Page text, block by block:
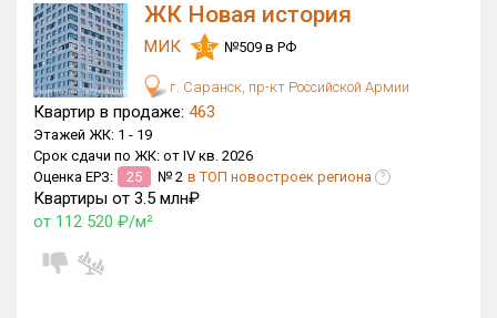
Цена
от
Общая площадь, м²
от
Срок сдачи
от
×ДАП
ЖК Новая история
МИК 3.5 №509 в РФ
г. Саранск, пр-кт Российской Армии
Квартир в продаже: 463
Этажей ЖК: 1 - 19
Срок сдачи по ЖК: от IV кв. 2026
Оценка ЕРЗ:
25 № 2 в ТОП новостроек региона ?
Квартиры от 3.5 млн₽
от 112 520 ₽/м²